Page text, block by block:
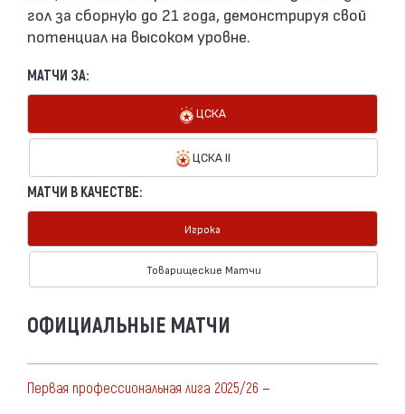
гол за сборную до 21 года, демонстрируя свой
потенциал на высоком уровне.
МАТЧИ ЗА:
ЦСКА
ЦСКА II
МАТЧИ В КАЧЕСТВЕ:
Игрока
Товарищеские Матчи
ОФИЦИАЛЬНЫЕ МАТЧИ
Первая профессиональная лига 2025/26 —